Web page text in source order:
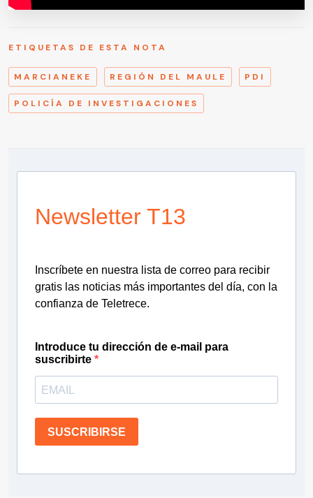
ETIQUETAS DE ESTA NOTA
MARCIANEKE REGIÓN DEL MAULE PDI
POLICÍA DE INVESTIGACIONES
Newsletter T13
Inscríbete en nuestra lista de correo para recibir
gratis las noticias más importantes del día, con la
confianza de Teletrece.
Introduce tu dirección de e-mail para
suscribirte
SUSCRIBIRSE